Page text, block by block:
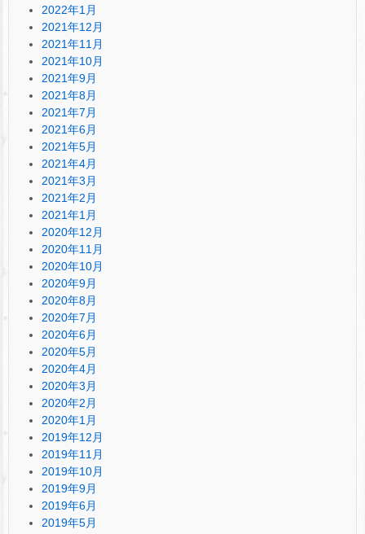
2022年1月
2021年12月
2021年11月
2021年10月
2021年9月
2021年8月
2021年7月
2021年6月
2021年5月
2021年4月
2021年3月
2021年2月
2021年1月
2020年12月
2020年11月
2020年10月
2020年9月
2020年8月
2020年7月
2020年6月
2020年5月
2020年4月
2020年3月
2020年2月
2020年1月
2019年12月
2019年11月
2019年10月
2019年9月
2019年6月
2019年5月